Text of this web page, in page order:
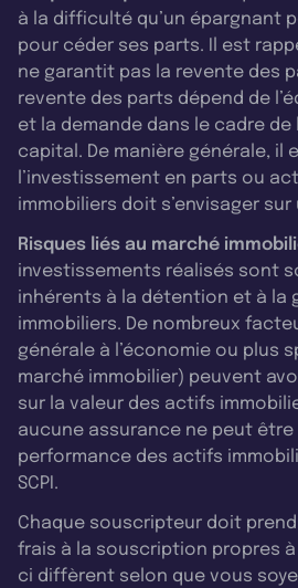
à la difficulté qu’un épargnant
pour céder ses parts. Il est
ne garantit pas la revente des
revente des parts dépend de
et la demande dans le cadre de
capital. De manière générale, il
l’investissement en parts ou
immobiliers doit s’envisager
Risques liés au marché
investissements réalisés sont
inhérents à la détention et à la
immobiliers. De nombreux
générale à l’économie ou plus
marché immobilier) peuvent
sur la valeur des actifs
aucune assurance ne peut
performance des actifs
SCPI.
Chaque souscripteur doit
frais à la souscription propres à
ci diffèrent selon que vous